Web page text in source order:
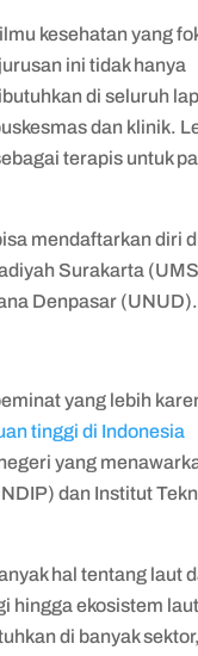
kesehatan yang
ini tidak hanya
di seluruh
dan klinik.
terapis untuk
mendaftarkan diri
Surakarta
Denpasar (UNUD).
yang lebih
tinggi di Indonesia
yang
dan Institut
hal tentang laut
hingga ekosistem laut
di banyak sektor,